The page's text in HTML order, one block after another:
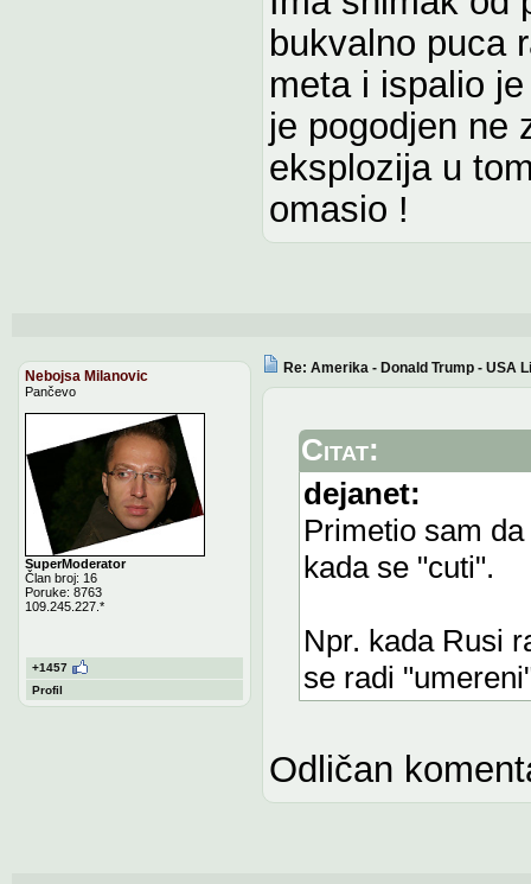
bukvalno puca
meta i ispalio
je pogodjen ne
eksplozija u
omasio !
Nebojsa Milanovic
Pančevo
SuperModerator
Član broj: 16
Poruke: 8763
109.245.227.*
+1457
Profil
Re: Amerika - Donald Trump - USA
Citat:
dejanet:
Primetio sam
kada se "cuti".
Npr. kada Rusi
se radi
Odličan